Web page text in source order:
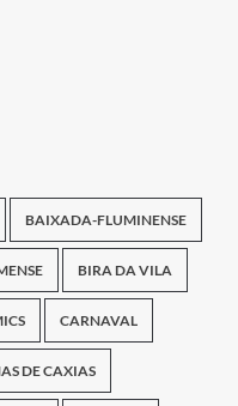
BAIXADA-FLUMINENSE
BIRA DA VILA
CARNAVAL
DE CAXIAS